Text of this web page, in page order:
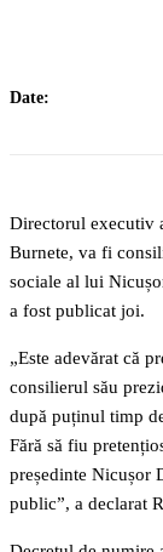
Date:
Directorul executiv
Burnete, va fi
sociale al lui
a fost publicat joi.
„Este adevărat că
consilierul său
după puținul timp
Fără să fiu
președinte Nicușor
public”, a declarat